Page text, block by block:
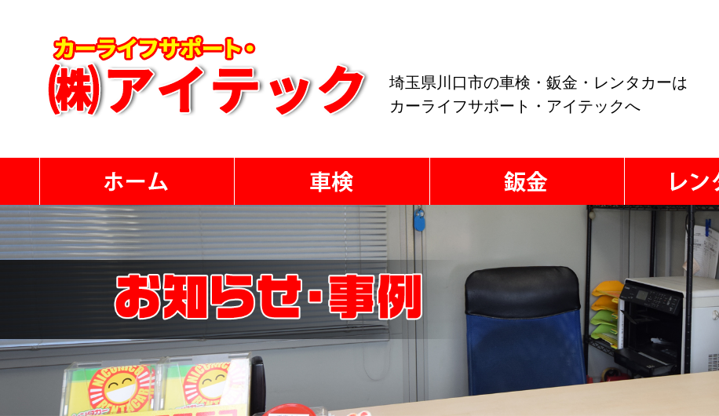
埼玉県川口市の車検・鈑金・レンタカーは
カーライフサポート・アイテックへ